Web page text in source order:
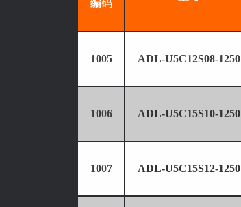
编码
1005 ADL-U5C12S08-1250
1006 ADL-U5C15S10-1250
1007 ADL-U5C15S12-1250